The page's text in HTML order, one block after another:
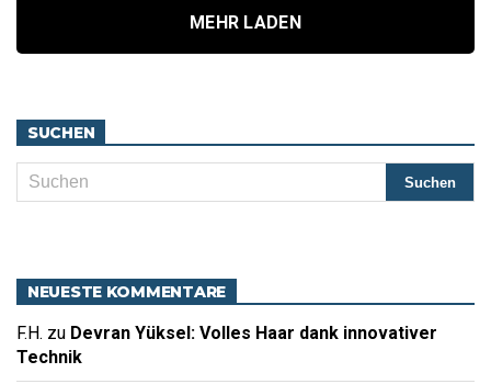
MEHR LADEN
SUCHEN
NEUESTE KOMMENTARE
F.H. zu Devran Yüksel: Volles Haar dank innovativer
Technik